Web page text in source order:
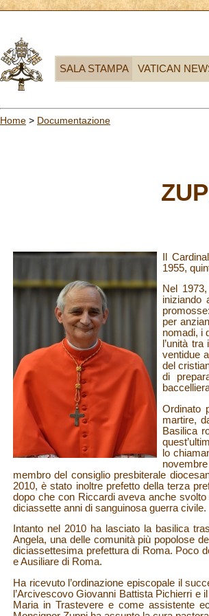
SALA STAMPA VATICAN
Home > Documentazione
Il
1955,
Nel
iniziando
per
nomadi, i
l’unità
ventidue
del
di
Ordinato
martire,
Basilica
lo
membro del consiglio presbiterale
2010, è stato inoltre prefetto della terza
dopo che con Riccardi aveva anche
diciassette anni di sanguinosa guerra civile.
Intanto nel 2010 ha lasciato la basilica
Angela, una delle comunità più popolose
diciassettesima prefettura di Roma. Poco
e Ausiliare di Roma.
Ha ricevuto l’ordinazione episcopale il
l’Arcivescovo Giovanni Battista Pichierri
Maria in Trastevere e come assistente